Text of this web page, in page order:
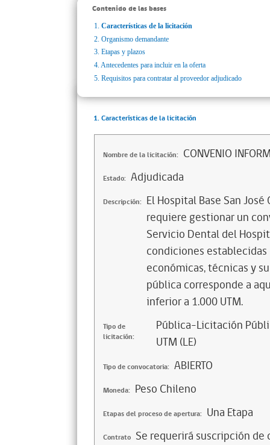
Contenido de las bases
1. Características de la licitación
2. Organismo demandante
3. Etapas y plazos
4. Antecedentes para incluir en la oferta
5. Requisitos para contratar al proveedor adjudicado
1. Características de la licitación
Nombre de la licitación: CONVENIO
Estado: Adjudicada
Descripción: El Hospital Base San
requiere gestionar un
Servicio Dental del
condiciones
económicas, técnicas y
pública corresponde a
inferior a 1.000 UTM.
Tipo de
licitación:
Pública-Licitación
UTM (LE)
Tipo de convocatoria: ABIERTO
Moneda: Peso Chileno
Etapas del proceso de apertura: Una Etapa
Contrato Se requerirá suscripción